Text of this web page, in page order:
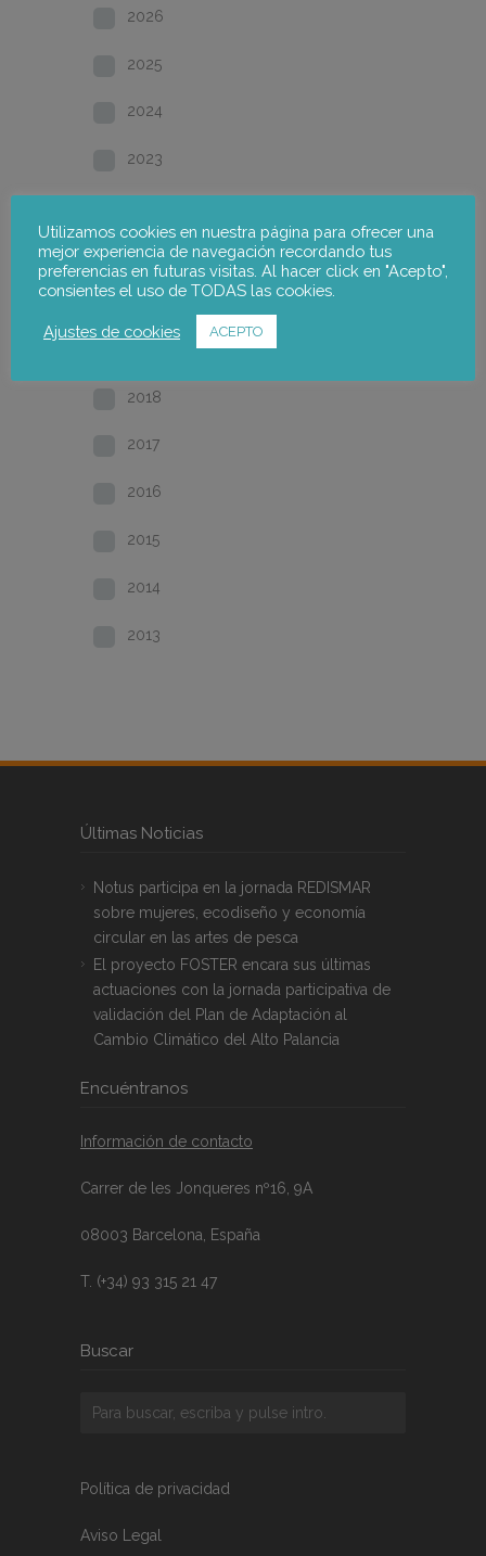
2026
2025
2024
2023
2021
2020
2018
2017
2016
2015
2014
2013
Últimas Noticias
Notus participa en la jornada REDISMAR
sobre mujeres, ecodiseño y economía
circular en las artes de pesca
El proyecto FOSTER encara sus últimas
actuaciones con la jornada participativa de
validación del Plan de Adaptación al
Cambio Climático del Alto Palancia
Encuéntranos
Información de contacto
Carrer de les Jonqueres nº16, 9A
08003 Barcelona, España
T. (+34) 93 315 21 47
Buscar
Política de privacidad
Aviso Legal
Utilizamos cookies en nuestra página para ofrecer una
mejor experiencia de navegación recordando tus
preferencias en futuras visitas. Al hacer click en "Acepto",
consientes el uso de TODAS las cookies.
Ajustes de cookies ACEPTO